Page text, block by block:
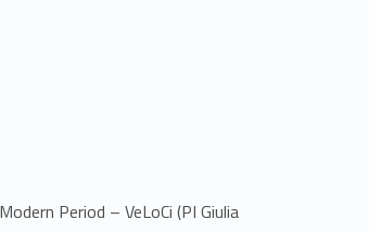
Period – VeLoCi (PI Giulia